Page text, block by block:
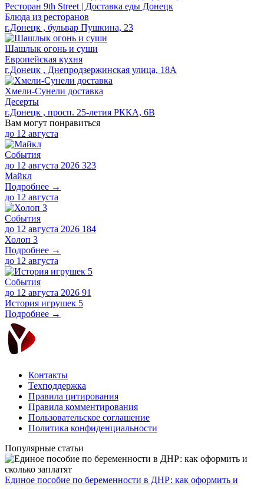
Ресторан 9th Street | Доставка еды Донецк
Блюда из ресторанов
г.Донецк , бульвар Пушкина, 23
Шашлык огонь и суши
Европейская кухня
г.Донецк , Днепродзержинская улица, 18А
Хмели-Сунели доставка
Десерты
г.Донецк , просп. 25-летия РККА, 6В
Вам могут понравиться
до 12 августа
События
до 12 августа 2026 323
Майкл
Подробнее →
до 12 августа
События
до 12 августа 2026 184
Холоп 3
Подробнее →
до 12 августа
События
до 12 августа 2026 91
История игрушек 5
Подробнее →
Контакты
Техподдержка
Правила цитирования
Правила комментирования
Пользовательское соглашение
Политика конфиденциальности
Популярные статьи
Единое пособие по беременности в ДНР: как оформить и